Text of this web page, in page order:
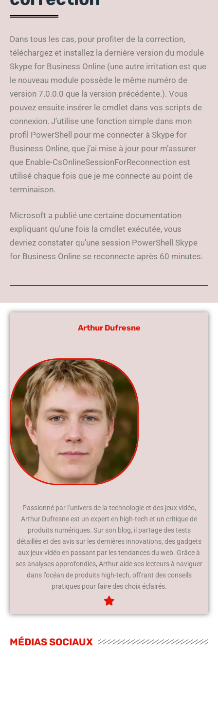
Dans tous les cas, pour profiter de la correction,
téléchargez et installez la dernière version du module
Skype for Business Online (une autre irritation est que
le nouveau module possède le même numéro de
version 7.0.0.0 que la version précédente.). Vous
pouvez ensuite insérer le cmdlet dans vos scripts de
connexion. J’utilise une fonction simple dans mon
profil PowerShell pour me connecter à Skype for
Business Online, que j’ai mise à jour pour m’assurer
que Enable-CsOnlineSessionForReconnection est
utilisé chaque fois que je me connecte au point de
terminaison.
Microsoft a publié une certaine documentation
expliquant qu’une fois la cmdlet exécutée, vous
devriez constater qu’une session PowerShell Skype
for Business Online se reconnecte après 60 minutes.
Arthur Dufresne
Passionné par l’univers de la technologie et des jeux vidéo,
Arthur Dufresne est un expert en high-tech et un critique de
produits numériques. Sur son blog, il partage des tests
détaillés et des avis sur les dernières innovations, des gadgets
aux jeux vidéo en passant par les tendances du web. Grâce à
ses analyses approfondies, Arthur aide ses lecteurs à naviguer
dans l’océan de produits high-tech, offrant des conseils
pratiques pour faire des choix éclairés.
MÉDIAS SOCIAUX